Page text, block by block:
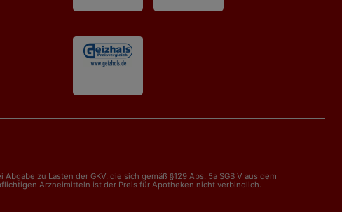
zu Lasten der GKV, die sich gemäß §129 Abs. 5a SGB V aus dem
Arzneimitteln ist der Preis für Apotheken nicht verbindlich.